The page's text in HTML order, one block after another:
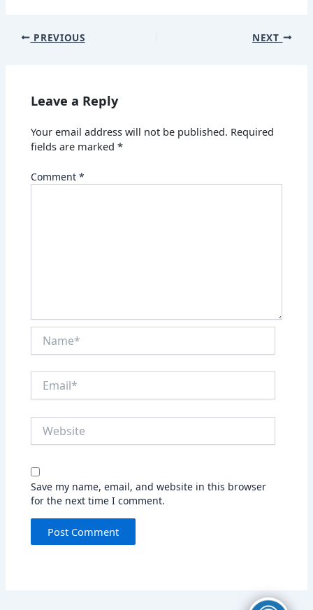
PREVIOUS NEXT
Leave a Reply
Your email address will not be published. Required
fields are marked*
Comment*
Save my name, email, and website in this browser
for the next time I comment.